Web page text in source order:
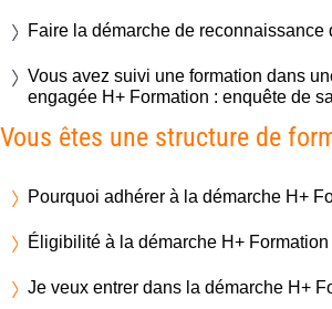
Faire la démarche de reconnaissance
Vous avez suivi une formation dans
engagée H+ Formation : enquête de
Vous êtes une structure de
Pourquoi adhérer à la démarche H+
Éligibilité à la démarche H+ Formation
Je veux entrer dans la démarche H+